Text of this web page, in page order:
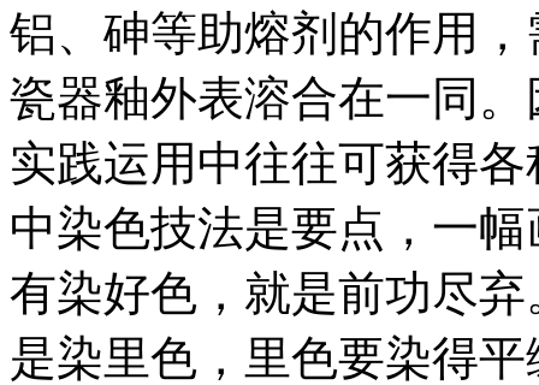
铝、砷等助熔剂的作用
瓷器釉外表溶合在一同
实践运用中往往可获得
中染色技法是要点，一
有染好色，就是前功尽
是染里色，里色要染得